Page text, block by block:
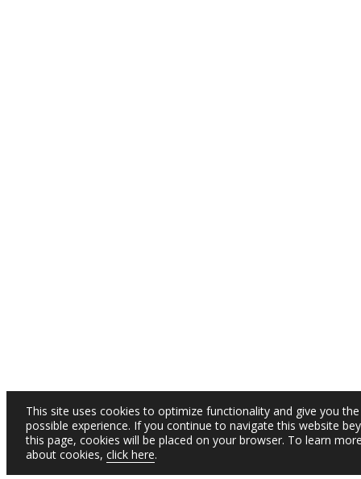
This site uses cookies to optimize functionality and give you
possible experience. If you continue to navigate this website
this page, cookies will be placed on your browser. To learn
about cookies, click here.